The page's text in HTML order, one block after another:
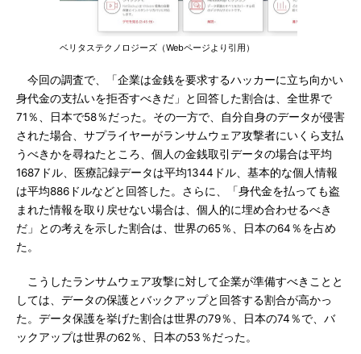
ベリタステクノロジーズ（Webページより引用）
今回の調査で、「企業は金銭を要求するハッカーに立ち向かい
身代金の支払いを拒否すべきだ」と回答した割合は、全世界で
71％、日本で58％だった。その一方で、自分自身のデータが侵害
された場合、サプライヤーがランサムウェア攻撃者にいくら支払
うべきかを尋ねたところ、個人の金銭取引データの場合は平均
1687ドル、医療記録データは平均1344ドル、基本的な個人情報
は平均886ドルなどと回答した。さらに、「身代金を払っても盗
まれた情報を取り戻せない場合は、個人的に埋め合わせるべき
だ」との考えを示した割合は、世界の65％、日本の64％を占め
た。
こうしたランサムウェア攻撃に対して企業が準備すべきことと
しては、データの保護とバックアップと回答する割合が高かっ
た。データ保護を挙げた割合は世界の79％、日本の74％で、バ
ックアップは世界の62％、日本の53％だった。